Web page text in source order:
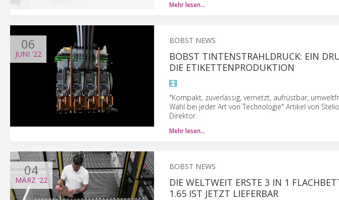
Mehr lesen…
06
JUNI '22
BOBST NEWS
BOBST TINTENSTRAHLDRUCK: EIN
DIE ETIKETTENPRODUKTION
"Kompakt, zuverlässig, vernetzt, aufrüstbar,
Wahl bei jeder Art von Technologie" Artikel von
Direktor.
Mehr lesen…
04
MÄRZ '22
BOBST NEWS
DIE WELTWEIT ERSTE 3 IN 1
1.65 IST JETZT LIEFERBAR